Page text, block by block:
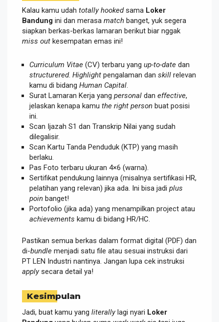
Kalau kamu udah totally hookedsama Loker
Bandung ini dan merasa match banget, yuk segera
siapkan berkas-berkas lamaran berikut biar nggak
miss out kesempatan emas ini!
Curriculum Vitae (CV) terbaru yang up-to-date dan
structurered. Highlight pengalaman dan skill relevan
kamu di bidang Human Capital.
Surat Lamaran Kerja yang personal dan effective,
jelaskan kenapa kamu the right person buat posisi
ini.
Scan Ijazah S1 dan Transkrip Nilai yang sudah
dilegalisir.
Scan Kartu Tanda Penduduk (KTP) yang masih
berlaku.
Pas Foto terbaru ukuran 4×6 (warna).
Sertifikat pendukung lainnya (misalnya sertifikasi HR,
pelatihan yang relevan) jika ada. Ini bisa jadi plus
poin banget!
Portofolio (jika ada) yang menampilkan project atau
achievements kamu di bidang HR/HC.
Pastikan semua berkas dalam format digital (PDF) dan
di-bundle menjadi satu file atau sesuai instruksi dari
PT LEN Industri nantinya. Jangan lupa cek instruksi
applysecara detail ya!
Kesimpulan
Jadi, buat kamu yang literallylagi nyari Loker